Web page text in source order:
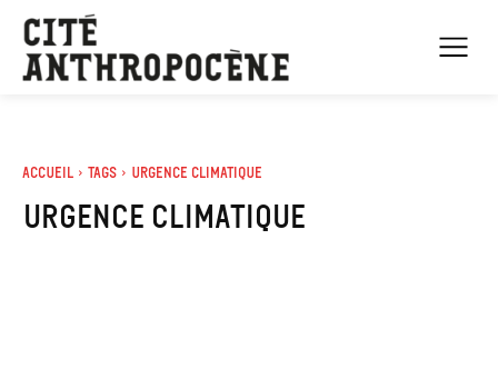
Accueil Tags Urgence climatique
urgence climatique